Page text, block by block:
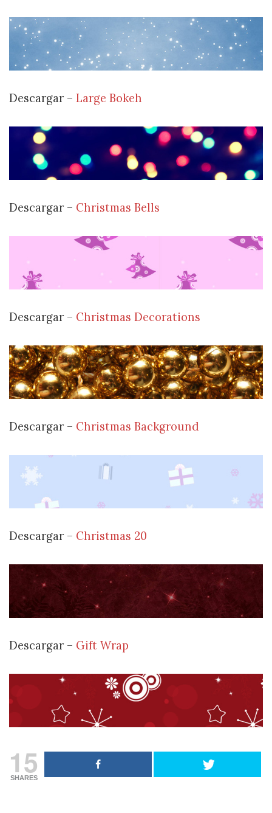
Descargar – Large Bokeh
Descargar – Christmas Bells
Descargar – Christmas Decorations
Descargar – Christmas Background
Descargar – Christmas 20
Descargar – Gift Wrap
15
SHARES